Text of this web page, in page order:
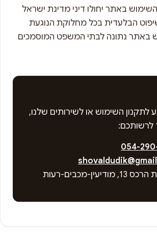
באתר יחולו דיני מדינת ישראל
הבלעדית בכל מחלוקת הנוגעת
באתר נתונה לבתי המשפט המוסמכים
לתקנון השימוש או לשירותים שלנו,
לרשותכם:
054-
מכבים-רעות